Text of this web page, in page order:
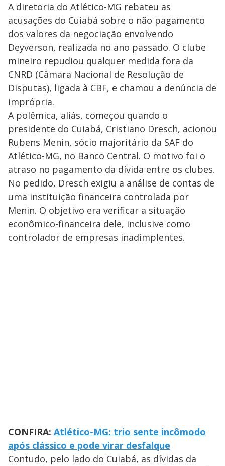
A diretoria do Atlético-MG rebateu as
acusações do Cuiabá sobre o não pagamento
dos valores da negociação envolvendo
Deyverson, realizada no ano passado. O clube
mineiro repudiou qualquer medida fora da
CNRD (Câmara Nacional de Resolução de
Disputas), ligada à CBF, e chamou a denúncia de
imprópria.
A polêmica, aliás, começou quando o
presidente do Cuiabá, Cristiano Dresch, acionou
Rubens Menin, sócio majoritário da SAF do
Atlético-MG, no Banco Central. O motivo foi o
atraso no pagamento da dívida entre os clubes.
No pedido, Dresch exigiu a análise de contas de
uma instituição financeira controlada por
Menin. O objetivo era verificar a situação
econômico-financeira dele, inclusive como
controlador de empresas inadimplentes.
CONFIRA: Atlético-MG: trio sente incômodo
após clássico e pode virar desfalque
Contudo, pelo lado do Cuiabá, as dívidas da